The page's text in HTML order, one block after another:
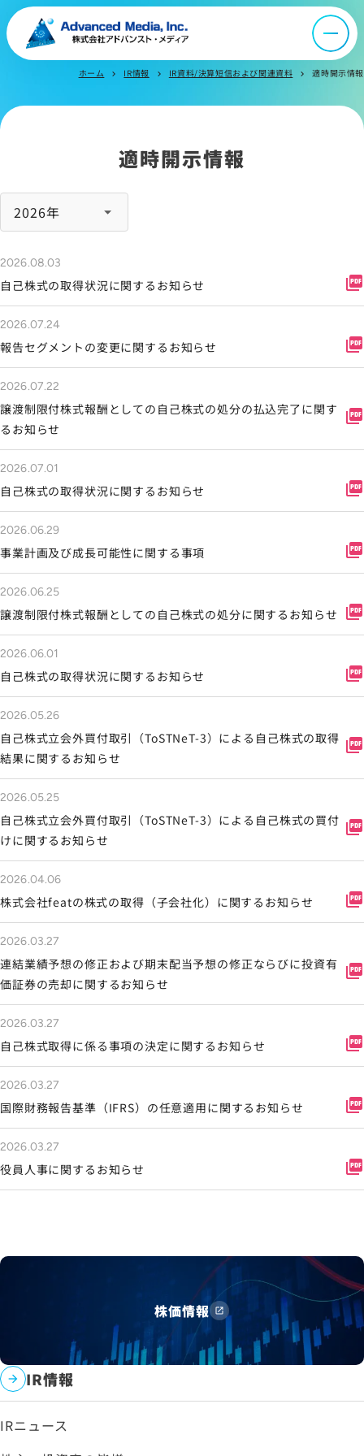
ニュース
よくあるご質問
お問い合わせ
サイトマップ
サイトのご利用について
ソーシャルメディアポリシー
情報セキュリティポリシー
労働者派遣事業に関わる情報
メールマガジン
ホーム chevron_right IR情報 chevron_right IR資料/決算短信および関連資料 chevron_right 適時開示情報
適時開示情報
2026.08.03
自己株式の取得状況に関するお知らせ picture_as_pdf
2026.07.24
報告セグメントの変更に関するお知らせ picture_as_pdf
2026.07.22
譲渡制限付株式報酬としての自己株式の処分の払込完了に関す
るお知らせ
picture_as_pdf
2026.07.01
自己株式の取得状況に関するお知らせ picture_as_pdf
2026.06.29
事業計画及び成長可能性に関する事項 picture_as_pdf
2026.06.25
譲渡制限付株式報酬としての自己株式の処分に関するお知らせ picture_as_pdf
2026.06.01
自己株式の取得状況に関するお知らせ picture_as_pdf
2026.05.26
自己株式立会外買付取引（ToSTNeT-3）による自己株式の取得
結果に関するお知らせ
picture_as_pdf
2026.05.25
自己株式立会外買付取引（ToSTNeT-3）による自己株式の買付
けに関するお知らせ
picture_as_pdf
2026.04.06
株式会社featの株式の取得（子会社化）に関するお知らせ picture_as_pdf
2026.03.27
連結業績予想の修正および期末配当予想の修正ならびに投資有
価証券の売却に関するお知らせ
picture_as_pdf
2026.03.27
自己株式取得に係る事項の決定に関するお知らせ picture_as_pdf
2026.03.27
国際財務報告基準（IFRS）の任意適用に関するお知らせ picture_as_pdf
2026.03.27
役員人事に関するお知らせ picture_as_pdf
株価情報
IR情報
IRニュース